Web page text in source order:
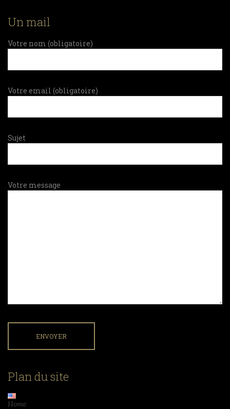
Un mail
Votre nom (obligatoire)
Votre email (obligatoire)
Sujet
Votre message
Plan du site
Home